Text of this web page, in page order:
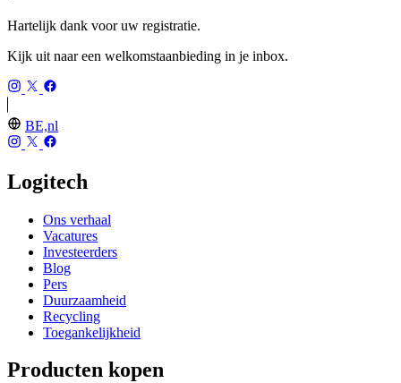
Hartelijk dank voor uw registratie.
Kijk uit naar een welkomstaanbieding in je inbox.
BE,nl
Logitech
Ons verhaal
Vacatures
Investeerders
Blog
Pers
Duurzaamheid
Recycling
Toegankelijkheid
Producten kopen